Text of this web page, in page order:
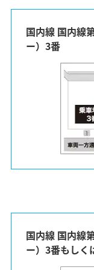
国内線 国内線
ー）3番
国内線 国内線
ー）3番もしく